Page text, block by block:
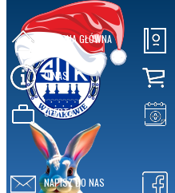
STRONA GŁÓWNA
O NAS
OFERTA
NAPISZ DO NAS